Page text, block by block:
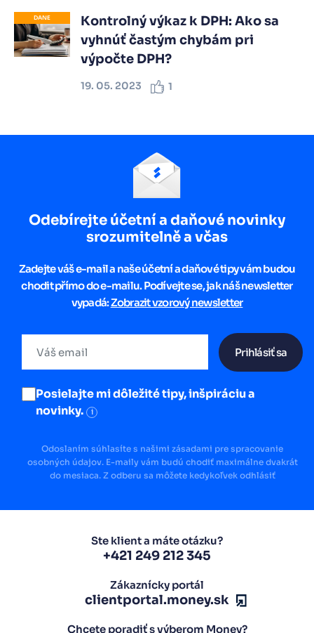
DANE
Kontrolný výkaz k DPH: Ako sa
vyhnúť častým chybám pri
výpočte DPH?
19. 05. 2023 1
Odebírejte účetní a daňové novinky
srozumitelně a včas
Zadejte váš e-mail a naše účetní a daňové tipy vám budou
chodit přímo do e-mailu. Podívejte se, jak náš newsletter
vypadá:Zobrazit vzorový newsletter
Prihlásiť sa
Posielajte mi dôležité tipy, inšpiráciu a
novinky.
i
Odoslaním súhlasíte s našimi zásadami pre spracovanie
osobných údajov. E-maily vám budú chodiť maximálne dvakrát
do mesiaca. Z odberu sa môžete kedykoľvek odhlásiť
Ste klient a máte otázku?
+421 249 212 345
Zákaznícky portál
clientportal.money.sk
Chcete poradiť s výberom Money?